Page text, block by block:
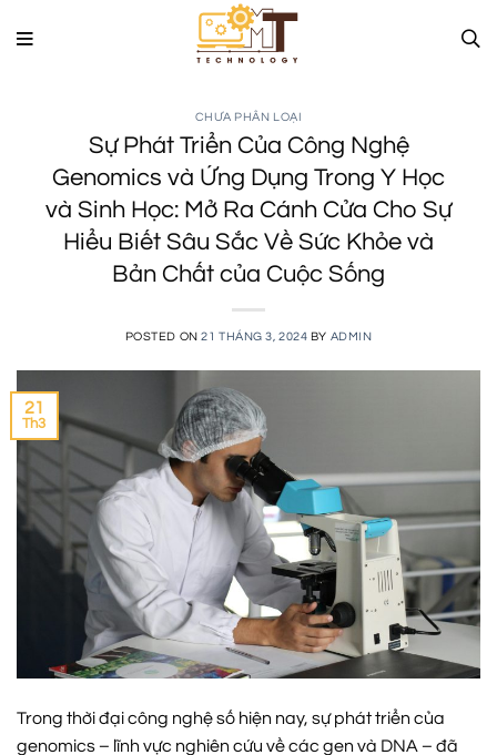
CHƯA PHÂN LOẠI
Sự Phát Triển Của Công Nghệ
Genomics và Ứng Dụng Trong Y Học
và Sinh Học: Mở Ra Cánh Cửa Cho Sự
Hiểu Biết Sâu Sắc Về Sức Khỏe và
Bản Chất của Cuộc Sống
POSTED ON21 THÁNG 3, 2024 BY ADMIN
21
Th3
Trong thời đại công nghệ số hiện nay, sự phát triển của
genomics – lĩnh vực nghiên cứu về các gen và DNA – đã